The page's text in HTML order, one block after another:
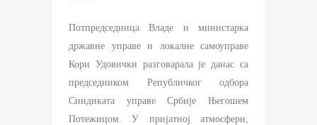
Потпредседница Владе и министарка
државне управе и локалне самоуправе
Кори Удовички разговарала је данас са
председником Републичког одбора
Синдиката управе Србије Његошем
Потежицом. У пријатној атмосфери,